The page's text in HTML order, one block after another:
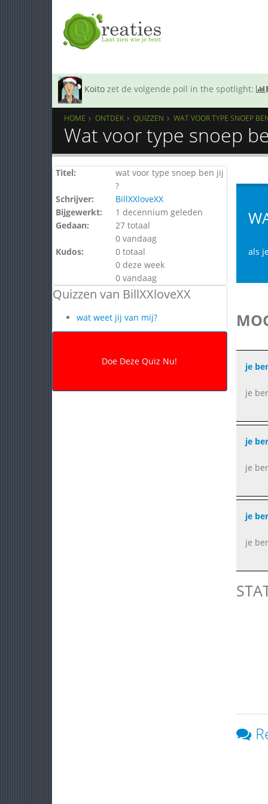
Koito zet de volgende poll in the spotlight:
HOME ONTDEK QUIZZEN WAT VOOR TYPE SNOEP
Wat voor type snoep
Titel:
wat voor type snoep ben jij
?
Schrijver:
BillXXloveXX
Bijgewerkt:
1 decennium geleden
Gedaan:
27 totaal
0 vandaag
Kudos:
0 totaal
0 deze week
0 vandaag
Quizzen van BillXXloveXX
wat weet jij van mij?
als
je
je
je
je
je
je